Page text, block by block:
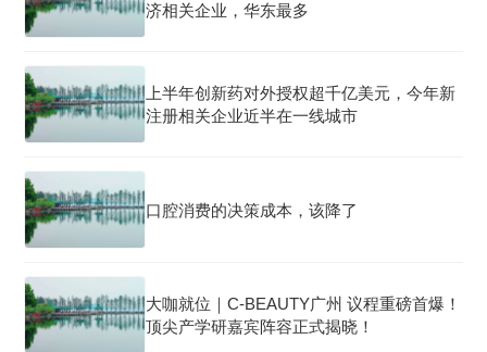
济相关企业，华东最多
上半年创新药对外授权超千亿美元，今年新
注册相关企业近半在一线城市
口腔消费的决策成本，该降了
大咖就位｜C-BEAUTY广州 议程重磅首爆！
顶尖产学研嘉宾阵容正式揭晓！